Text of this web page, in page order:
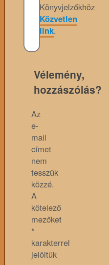
Könyvjelzőkhöz
Közvetlen
link.
Vélemény,
hozzászólás?
Az
e-
mail
címet
nem
tesszük
közzé.
A
kötelező
mezőket
*
karakterrel
jelöltük